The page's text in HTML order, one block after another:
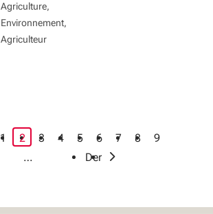
Agriculture
Environnement
Agriculteur
1 2page courante
3 4 5 6 7 8
9
…
Dernier